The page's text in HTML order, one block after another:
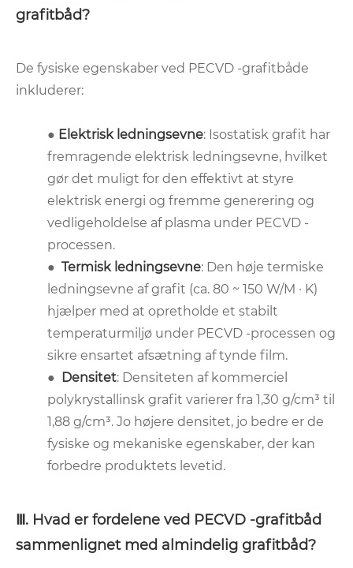
grafitbåd?
De fysiske egenskaber ved PECVD -grafitbåde
inkluderer:
● Elektrisk ledningsevne: Isostatisk grafit har
fremragende elektrisk ledningsevne, hvilket
gør det muligt for den effektivt at styre
elektrisk energi og fremme generering og
vedligeholdelse af plasma under PECVD -
processen.
● Termisk ledningsevne: Den høje termiske
ledningsevne af grafit (ca. 80 ~ 150 W/M · K)
hjælper med at opretholde et stabilt
temperaturmiljø under PECVD -processen og
sikre ensartet afsætning af tynde film.
● Densitet: Densiteten af ​​kommerciel
polykrystallinsk grafit varierer fra 1,30 g/cm³ til
1,88 g/cm³. Jo højere densitet, jo bedre er de
fysiske og mekaniske egenskaber, der kan
forbedre produktets levetid.
Ⅲ. Hvad er fordelene ved PECVD -grafitbåd
sammenlignet med almindelig grafitbåd?